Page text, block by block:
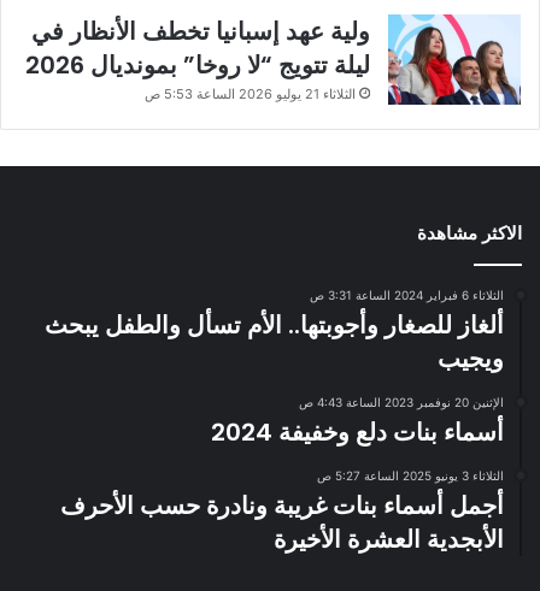
ولية عهد إسبانيا تخطف الأنظار في
ليلة تتويج “لا روخا” بمونديال 2026
الثلاثاء 21 يوليو 2026 الساعة 5:53 ص
الاكثر مشاهدة
الثلاثاء 6 فبراير 2024 الساعة 3:31 ص
ألغاز للصغار وأجوبتها.. الأم تسأل والطفل يبحث
ويجيب
الإثنين 20 نوفمبر 2023 الساعة 4:43 ص
أسماء بنات دلع وخفيفة 2024
الثلاثاء 3 يونيو 2025 الساعة 5:27 ص
أجمل أسماء بنات غريبة ونادرة حسب الأحرف
الأبجدية العشرة الأخيرة